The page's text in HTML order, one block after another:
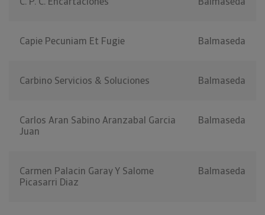
Capie Pecuniam Et Fugie Balmaseda
Carbino Servicios & Soluciones Balmaseda
Carlos Aran Sabino Aranzabal Garcia
Juan
Balmaseda
Carmen Palacin Garay Y Salome
Picasarri Diaz
Balmaseda